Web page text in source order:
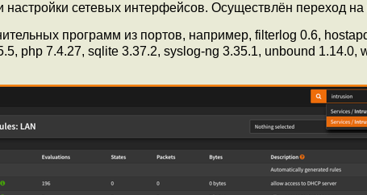
настройки сетевых интерфейсов. Осуществлён переход на
программ из портов, например, filterlog 0.6,
php 7.4.27, sqlite 3.37.2, syslog-ng 3.35.1, unbound 1.14.0,